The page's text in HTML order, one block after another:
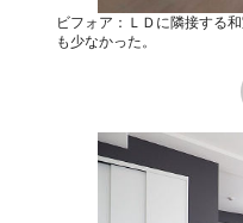
ビフォア：ＬＤに隣接する
も少なかった。